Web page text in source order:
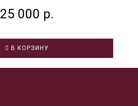
25 000 р.
В КОРЗИНУ